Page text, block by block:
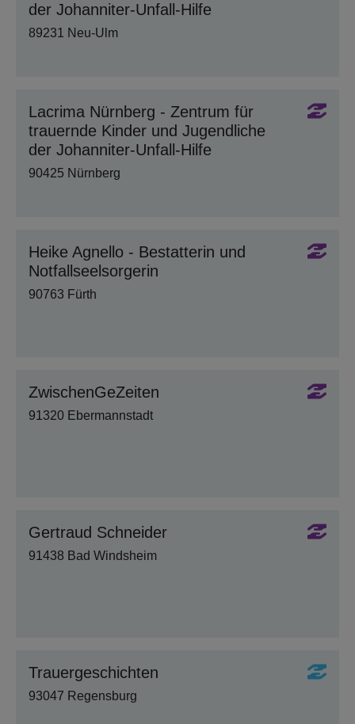
der Johanniter-Unfall-Hilfe
89231 Neu-Ulm
Lacrima Nürnberg - Zentrum für
trauernde Kinder und Jugendliche
der Johanniter-Unfall-Hilfe
90425 Nürnberg
Heike Agnello - Bestatterin und
Notfallseelsorgerin
90763 Fürth
ZwischenGeZeiten
91320 Ebermannstadt
Gertraud Schneider
91438 Bad Windsheim
Trauergeschichten
93047 Regensburg